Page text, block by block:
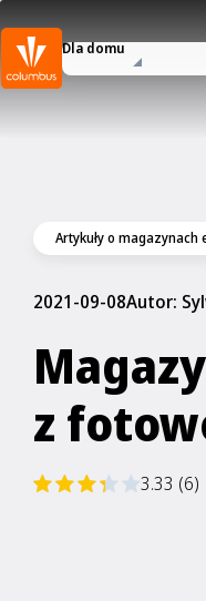
Dla domu
Artykuły o magazynach
2021-09-08Autor:
z
3.33 (6)